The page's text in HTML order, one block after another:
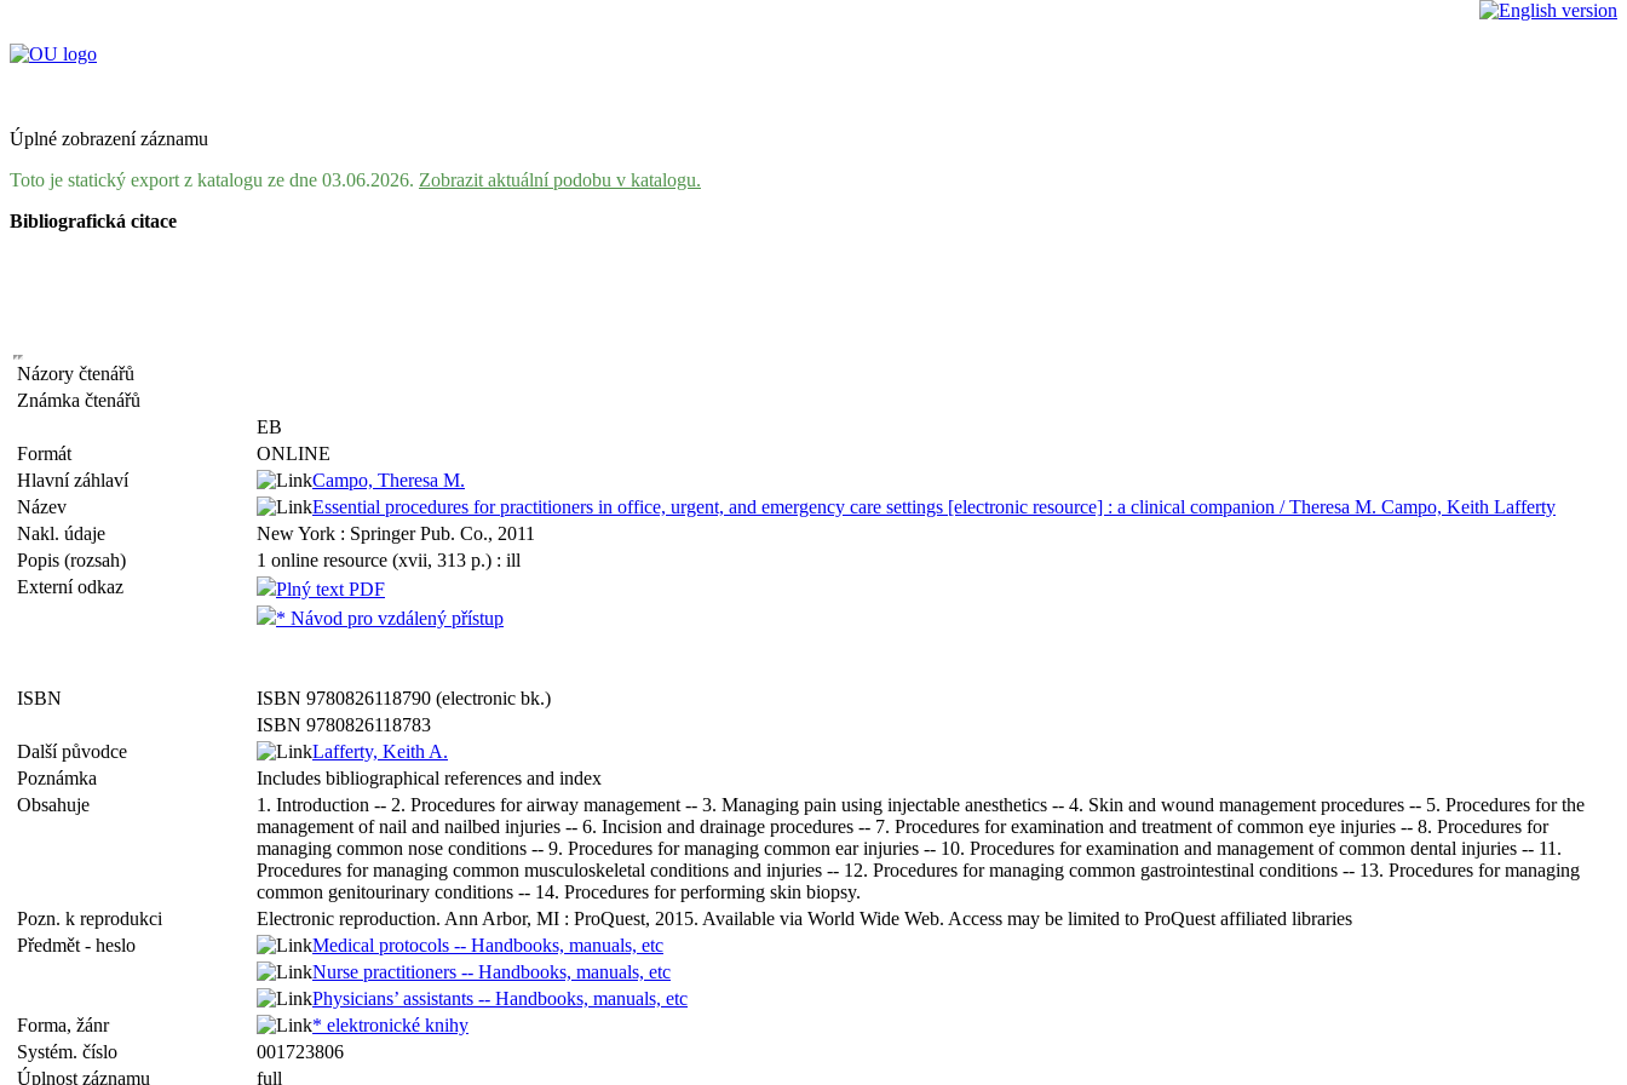
Úplné zobrazení záznamu
Toto je statický export z katalogu ze dne 03.06.2026. Zobrazit aktuální podobu v katalogu.
Bibliografická citace
Názory čtenářů
Známka čtenářů
EB
Formát
ONLINE
Hlavní záhlaví
Campo, Theresa M.
Název
Essential procedures for practitioners in office, urgent, and emergency care settings [electronic resource] : a clinical companion / Theresa M. Campo, Keith Lafferty
Nakl. údaje
New York : Springer Pub. Co., 2011
Popis (rozsah)
1 online resource (xvii, 313 p.) : ill
Externí odkaz
Plný text PDF
* Návod pro vzdálený přístup
ISBN
ISBN 9780826118790 (electronic bk.)
ISBN 9780826118783
Další původce
Lafferty, Keith A.
Poznámka
Includes bibliographical references and index
Obsahuje
1. Introduction -- 2. Procedures for airway management -- 3. Managing pain using injectable anesthetics -- 4. Skin and wound management procedures -- 5. Procedures for the
management of nail and nailbed injuries -- 6. Incision and drainage procedures -- 7. Procedures for examination and treatment of common eye injuries -- 8. Procedures for
managing common nose conditions -- 9. Procedures for managing common ear injuries -- 10. Procedures for examination and management of common dental injuries -- 11.
Procedures for managing common musculoskeletal conditions and injuries -- 12. Procedures for managing common gastrointestinal conditions -- 13. Procedures for managing
common genitourinary conditions -- 14. Procedures for performing skin biopsy.
Pozn. k reprodukci
Electronic reproduction. Ann Arbor, MI : ProQuest, 2015. Available via World Wide Web. Access may be limited to ProQuest affiliated libraries
Předmět - heslo
Medical protocols -- Handbooks, manuals, etc
Nurse practitioners -- Handbooks, manuals, etc
Physicians’ assistants -- Handbooks, manuals, etc
Forma, žánr
* elektronické knihy
Systém. číslo
001723806
Úplnost záznamu
full